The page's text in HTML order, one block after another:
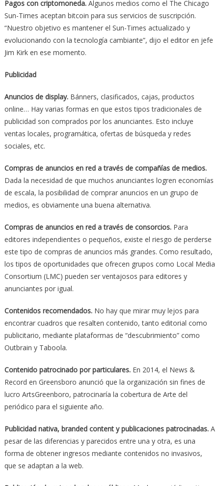
Pagos con criptomoneda.Algunos medios como el The Chicago
Sun-Times aceptan bitcoin para sus servicios de suscripción.
“Nuestro objetivo es mantener el Sun-Times actualizado y
evolucionando con la tecnología cambiante”, dijo el editor en jefe
Jim Kirk en ese momento.
Publicidad
Anuncios de display.Bánners, clasificados, cajas, productos
online… Hay varias formas en que estos tipos tradicionales de
publicidad son comprados por los anunciantes. Esto incluye
ventas locales, programática, ofertas de búsqueda y redes
sociales, etc.
Compras de anuncios en red a través de compañías de medios.
Dada la necesidad de que muchos anunciantes logren economías
de escala, la posibilidad de comprar anuncios en un grupo de
medios, es obviamente una buena alternativa.
Compras de anuncios en red a través de consorcios.Para
editores independientes o pequeños, existe el riesgo de perderse
este tipo de compras de anuncios más grandes. Como resultado,
los tipos de oportunidades que ofrecen grupos como Local Media
Consortium (LMC) pueden ser ventajosos para editores y
anunciantes por igual.
Contenidos recomendados.No hay que mirar muy lejos para
encontrar cuadros que resalten contenido, tanto editorial como
publicitario, mediante plataformas de “descubrimiento” como
Outbrain y Taboola.
Contenido patrocinado por particulares.En 2014, el News &
Record en Greensboro anunció que la organización sin fines de
lucro ArtsGreenboro, patrocinaría la cobertura de Arte del
periódico para el siguiente año.
Publicidad nativa, branded content y publicaciones patrocinadas.A
pesar de las diferencias y parecidos entre una y otra, es una
forma de obtener ingresos mediante contenidos no invasivos,
que se adaptan a la web.